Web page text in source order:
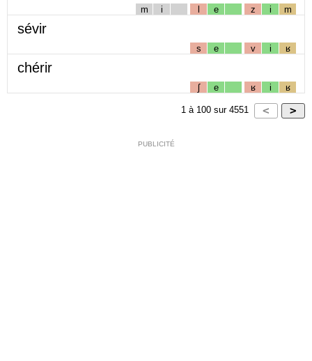
m i l e z i m
sévir
s e v i ʁ
chérir
ʃ e ʁ i ʁ
1 à 100 sur 4551
PUBLICITÉ